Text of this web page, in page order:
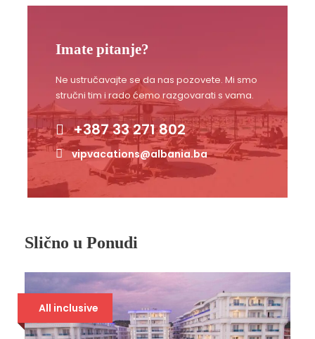
Imate pitanje?
Ne ustručavajte se da nas pozovete. Mi smo
stručni tim i rado ćemo razgovarati s vama.
+387 33 271 802
vipvacations@albania.ba
Slično u Ponudi
All inclusive